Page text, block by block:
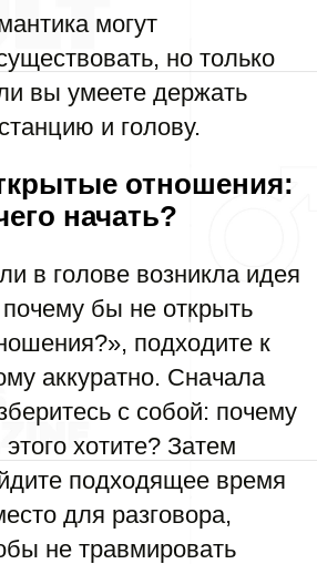
могут
но только
вы умеете держать
и голову.
отношения:
начать?
в голове возникла идея
бы не открыть
подходите к
аккуратно. Сначала
с собой: почему
хотите? Затем
подходящее время
для разговора,
не травмировать